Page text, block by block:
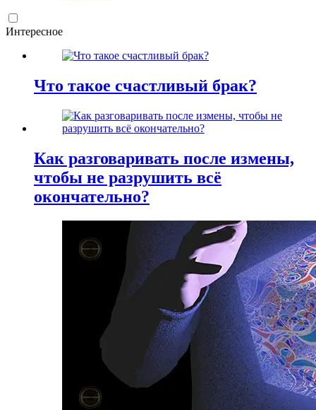
Интересное
Что такое счастливый брак?
Как разговаривать после измены,
чтобы не разрушить всё
окончательно?